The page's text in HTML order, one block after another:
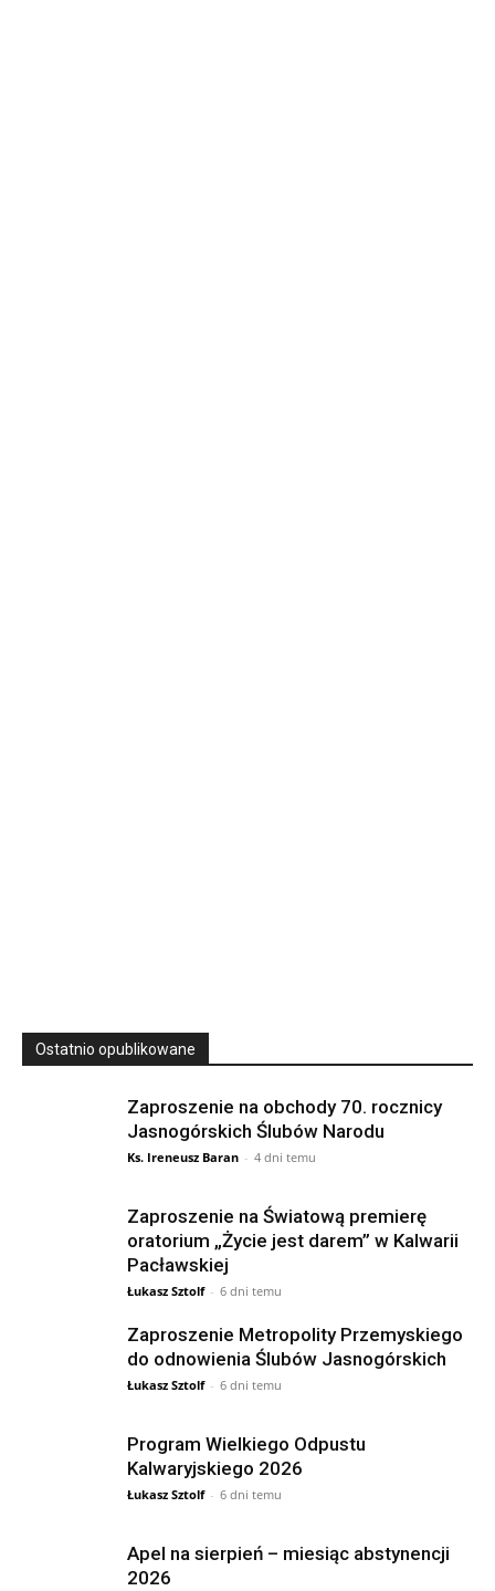
Ostatnio opublikowane
Zaproszenie na obchody 70. rocznicy
Jasnogórskich Ślubów Narodu
Ks. Ireneusz Baran - 4 dni temu
Zaproszenie na Światową premierę
oratorium „Życie jest darem” w Kalwarii
Pacławskiej
Łukasz Sztolf - 6 dni temu
Zaproszenie Metropolity Przemyskiego
do odnowienia Ślubów Jasnogórskich
Łukasz Sztolf - 6 dni temu
Program Wielkiego Odpustu
Kalwaryjskiego 2026
Łukasz Sztolf - 6 dni temu
Apel na sierpień – miesiąc abstynencji
2026